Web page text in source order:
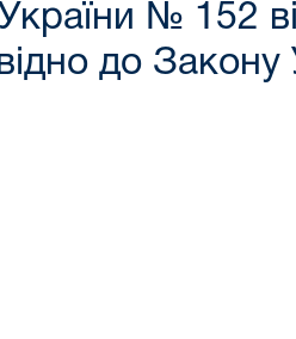
України № 152
до